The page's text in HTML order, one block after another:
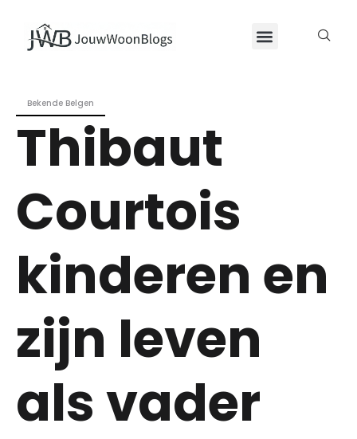
Bekende Belgen
Thibaut
Courtois
kinderen en
zijn leven
als vader